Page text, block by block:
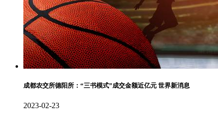
成都农交所德阳所：“三书模式”成交金额近亿元 世界新消息
2023-02-23